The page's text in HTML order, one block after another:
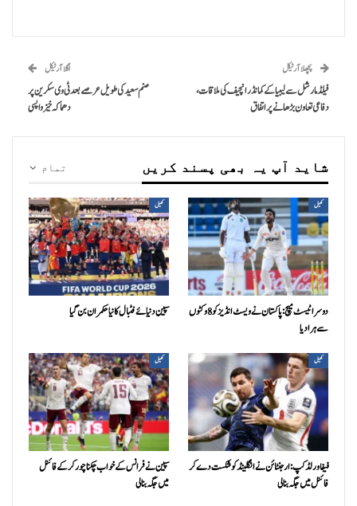
پچھلا آرٹیکل
فیلڈ مارشل سے لیبیا کے کمانڈر انچیف کی ملاقات،
دفاعی تعاون بڑھانے پر اتفاق
اگلا آرٹیکل
صنم سعید کی طویل عرصے بعد ٹی وی سکرین پر
دھماکہ خیز واپسی
تمام شاید آپ یہ بھی پسند کریں
کھیل
دوسرا ٹیسٹ میچ: پاکستان نے ویسٹ انڈیز کو 8 وکٹوں
سے ہرا دیا
کھیل
سپین دنیائے فٹبال کا نیا حکمران بن گیا
کھیل
فیفا ورلڈکپ: ارجنٹائن نے انگلینڈ کو شکست دے کر
فائنل میں جگہ بنا لی
کھیل
سپین نے فرانس کے خواب چکنا چور کر کے فائنل
میں جگہ بنا لی